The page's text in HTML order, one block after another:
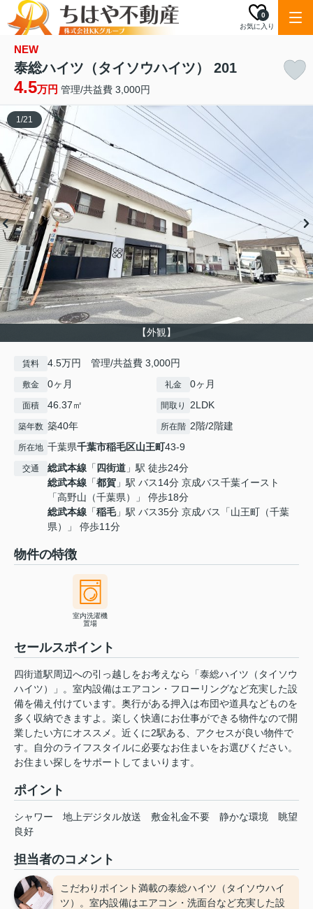
お気に入り
0
NEW
泰総ハイツ（タイソウハイツ） 201
4.5万円 管理/共益費 3,000円
【外観】
1/21
賃料 4.5万円 管理/共益費 3,000円
敷金 0ヶ月 礼金 0ヶ月
面積 46.37㎡ 間取り 2LDK
築年数 築40年 所在階 2階/2階建
所在地 千葉県千葉市稲毛区山王町43-9
交通 総武本線 「 四街道 」駅 徒歩24分
総武本線 「都賀 」駅 バス14分 京成バス千葉イースト
「高野山（千葉県）」 停歩18分
総武本線 「稲毛」駅 バス35分 京成バス「山王町（千葉
県）」 停歩11分
物件の特徴
室内洗濯機
置場
セールスポイント
四街道駅周辺への引っ越しをお考えなら「泰総ハイツ（タイソウ
ハイツ）」。室内設備はエアコン・フローリングなど充実した設
備を備え付けています。奥行がある押入は布団や道具などものを
多く収納できますよ。楽しく快適にお仕事ができる物件なので開
業したい方にオススメ。近くに2駅ある、アクセスが良い物件で
す。自分のライフスタイルに必要なお住まいをお選びください。
お住まい探しをサポートしてまいります。
ポイント
シャワー 地上デジタル放送 敷金礼金不要 静かな環境
眺望
良好
担当者のコメント
こだわりポイント満載の泰総ハイツ（タイソウハイ
ツ）。室内設備はエアコン・洗面台など充実した設